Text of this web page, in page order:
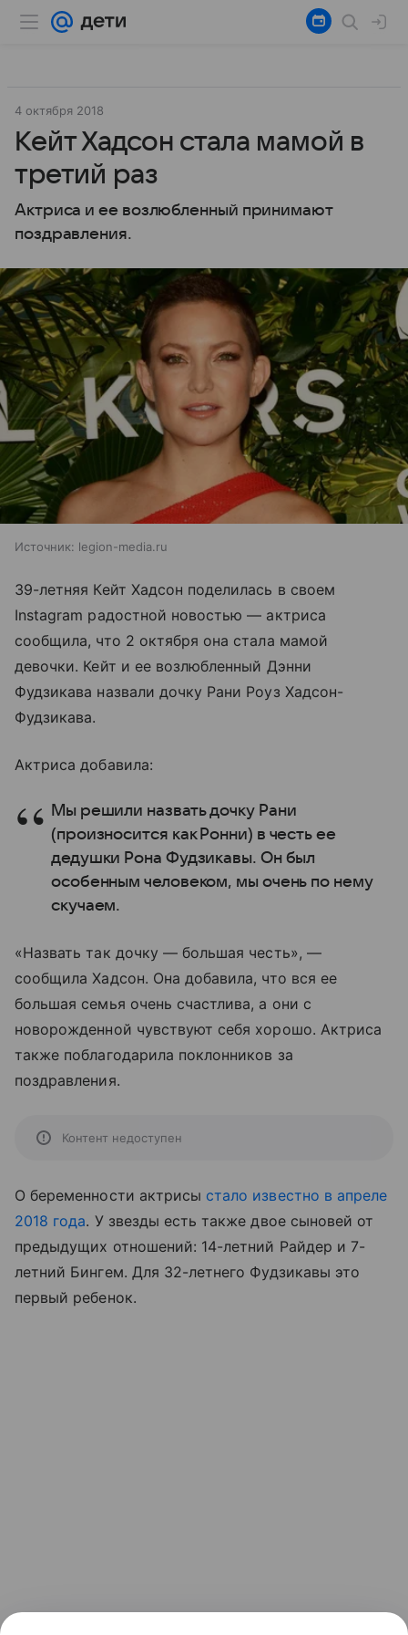
4 октября 2018
Кейт Хадсон стала мамой в
третий раз
Актриса и ее возлюбленный принимают
поздравления.
Источник: legion-media.ru
39-летняя Кейт Хадсон поделилась в своем
Instagram радостной новостью — актриса
сообщила, что 2 октября она стала мамой
девочки. Кейт и ее возлюбленный Дэнни
Фудзикава назвали дочку Рани Роуз Хадсон-
Фудзикава.
Актриса добавила:
Мы решили назвать дочку Рани
(произносится как Ронни) в честь ее
дедушки Рона Фудзикавы. Он был
особенным человеком, мы очень по нему
скучаем.
«Назвать так дочку — большая честь», —
сообщила Хадсон. Она добавила, что вся ее
большая семья очень счастлива, а они с
новорожденной чувствуют себя хорошо. Актриса
также поблагодарила поклонников за
поздравления.
Контент недоступен
О беременности актрисы стало известно в апреле
2018 года. У звезды есть также двое сыновей от
предыдущих отношений: 14-летний Райдер и 7-
летний Бингем. Для 32-летнего Фудзикавы это
первый ребенок.